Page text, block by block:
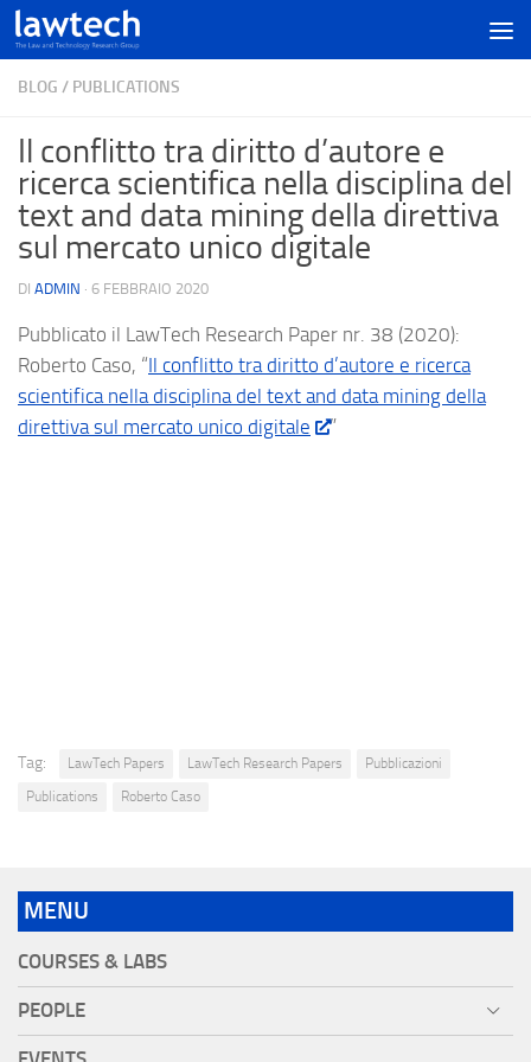
BLOG / PUBLICATIONS
Il conflitto tra diritto d’autore e
ricerca scientifica nella disciplina del
text and data mining della direttiva
sul mercato unico digitale
DI ADMIN · 6 FEBBRAIO 2020
Pubblicato il LawTech Research Paper nr. 38 (2020):
Roberto Caso, “Il conflitto tra diritto d’autore e ricerca
scientifica nella disciplina del text and data mining della
direttiva sul mercato unico digitale
”
Tag: LawTech Papers LawTech Research Papers
Pubblicazioni
Publications
Roberto Caso
MENU
COURSES & LABS
PEOPLE